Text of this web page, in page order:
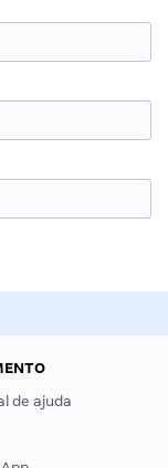
de ajuda